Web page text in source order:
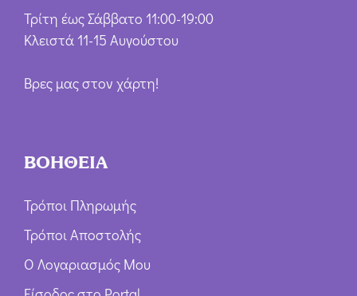
Τρίτη έως Σάββατο 11:00-19:00
Κλειστά 11-15 Αυγούστου
Βρες μας στον χάρτη!
ΒΟΗΘΕΙΑ
Τρόποι Πληρωμής
Τρόποι Αποστολής
Ο Λογαριασμός Μου